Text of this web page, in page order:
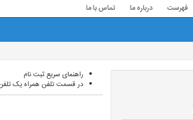
فهرست درباره ما تماس با ما
راهنمای سریع ثبت نام
در قسمت تلفن همراه یک تلفن